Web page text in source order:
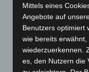
Corona-News
Hannover und
Langenhagen und
Leserbriefe
Menschen
Mittels eines
Angebote auf
Benutzers optimiert
wie bereits
wiederzuerkennen.
es, den Nutzern die